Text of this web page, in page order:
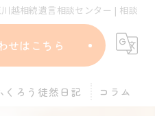
越相続遺言相談センター | 相談
せはこちら
くろう徒然日記 コラム